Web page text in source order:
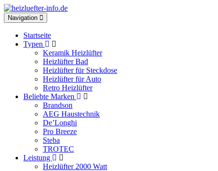
Toggle
navigation
Navigation
Startseite
Typen
Keramik Heizlüfter
Heizlüfter Bad
Heizlüfter für Steckdose
Heizlüfter für Auto
Retro Heizlüfter
Beliebte Marken
Brandson
AEG Haustechnik
De’Longhi
Pro Breeze
Steba
TROTEC
Leistung
Heizlüfter 2000 Watt